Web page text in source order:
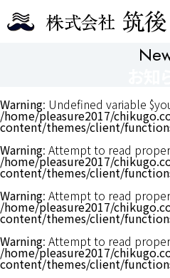
Warning: Undefined variable
/home/pleasure2017/
content/themes/client/
Warning: Attempt to read
/home/pleasure2017/
content/themes/client/
Warning: Attempt to read
/home/pleasure2017/
content/themes/client/
Warning: Attempt to read
/home/pleasure2017/
content/themes/client/